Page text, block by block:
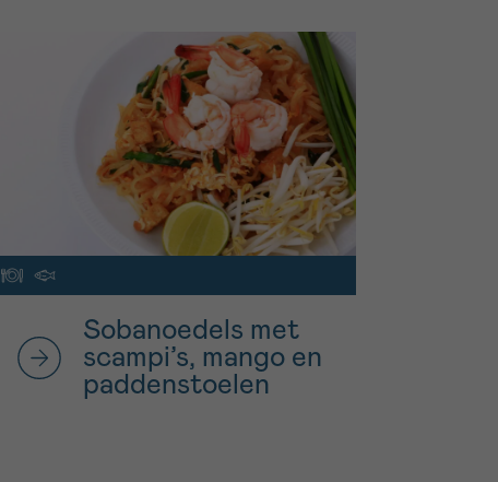
Sobanoedels met
scampi’s, mango en
paddenstoelen